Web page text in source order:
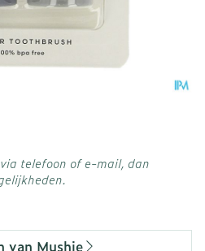
telefoon of e-mail, dan
van Mushie